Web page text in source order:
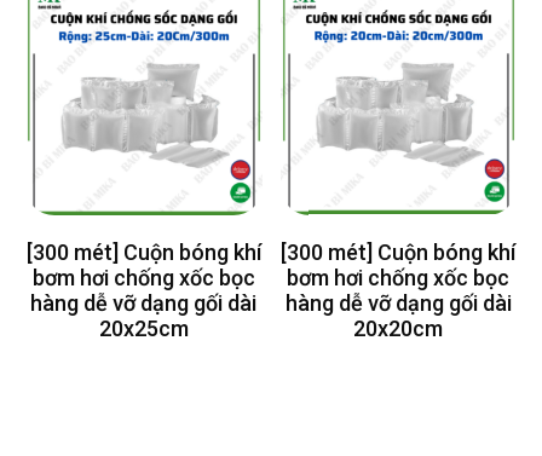
[300 mét] Cuộn bóng khí
bơm hơi chống xốc bọc
hàng dễ vỡ dạng gối dài
20x25cm
[300 mét] Cuộn bóng khí
bơm hơi chống xốc bọc
hàng dễ vỡ dạng gối dài
20x20cm